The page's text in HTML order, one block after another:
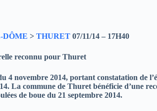
DÔME > THURET 07/11/14 – 17H40
reconnu pour Thuret
4 novembre 2014, portant constatation de
La commune de Thuret bénéficie d’une
de boue du 21 septembre 2014.